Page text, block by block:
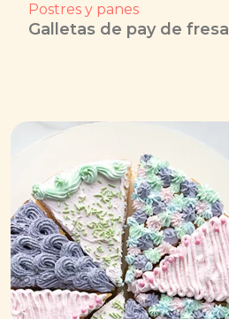
Postres y panes
Galletas de pay de fresa